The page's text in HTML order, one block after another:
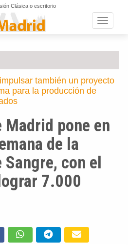
Clásica o escritorio
Toggle
también un proyecto
para la producción de
Madrid pone en
de la
con el
7.000